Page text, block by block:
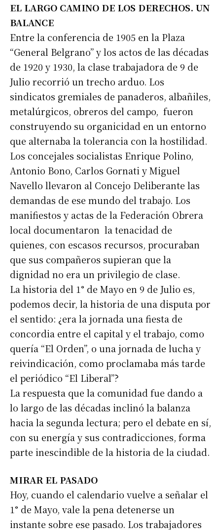
EL LARGO CAMINO DE LOS DERECHOS. UN
BALANCE
Entre la conferencia de 1905 en la Plaza
“General Belgrano” y los actos de las décadas
de 1920 y 1930, la clase trabajadora de 9 de
Julio recorrió un trecho arduo. Los
sindicatos gremiales de panaderos, albañiles,
metalúrgicos, obreros del campo, fueron
construyendo su organicidad en un entorno
que alternaba la tolerancia con la hostilidad.
Los concejales socialistas Enrique Polino,
Antonio Bono, Carlos Gornati y Miguel
Navello llevaron al Concejo Deliberante las
demandas de ese mundo del trabajo. Los
manifiestos y actas de la Federación Obrera
local documentaron la tenacidad de
quienes, con escasos recursos, procuraban
que sus compañeros supieran que la
dignidad no era un privilegio de clase.
La historia del 1° de Mayo en 9 de Julio es,
podemos decir, la historia de una disputa por
el sentido: ¿era la jornada una fiesta de
concordia entre el capital y el trabajo, como
quería “El Orden”, o una jornada de lucha y
reivindicación, como proclamaba más tarde
el periódico “El Liberal”?
La respuesta que la comunidad fue dando a
lo largo de las décadas inclinó la balanza
hacia la segunda lectura; pero el debate en sí,
con su energía y sus contradicciones, forma
parte inescindible de la historia de la ciudad.
MIRAR EL PASADO
Hoy, cuando el calendario vuelve a señalar el
1° de Mayo, vale la pena detenerse un
instante sobre ese pasado. Los trabajadores